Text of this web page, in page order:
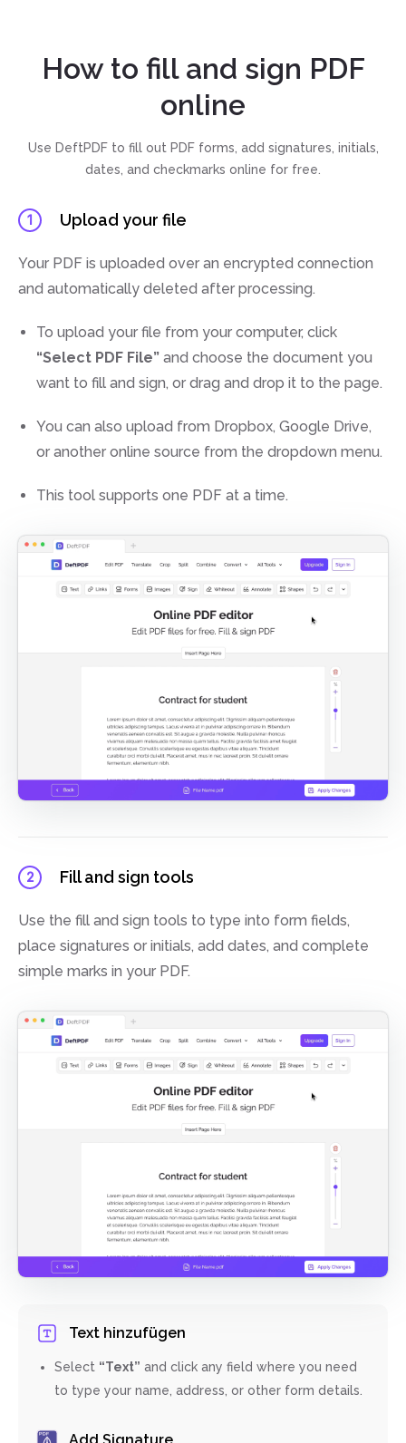
How to fill and sign PDF
online
Use DeftPDF to fill out PDF forms, add signatures, initials,
dates, and checkmarks online for free.
1 Upload your file
Your PDF is uploaded over an encrypted connection
and automatically deleted after processing.
To upload your file from your computer, click
“Select PDF File” and choose the document you
want to fill and sign, or drag and drop it to the page.
You can also upload from Dropbox, Google Drive,
or another online source from the dropdown menu.
This tool supports one PDF at a time.
2 Fill and sign tools
Use the fill and sign tools to type into form fields,
place signatures or initials, add dates, and complete
simple marks in your PDF.
Text hinzufügen
Select “Text” and click any field where you need
to type your name, address, or other form details.